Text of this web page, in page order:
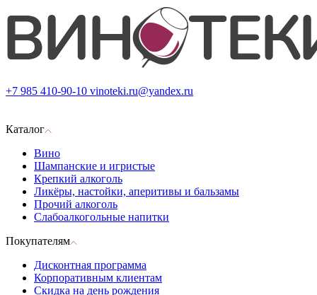
+7 985 410-90-10 vinoteki.ru@yandex.ru
Каталог
Вино
Шампанские и игристые
Крепкий алкоголь
Ликёры, настойки, аперитивы и бальзамы
Прочий алкоголь
Слабоалкогольные напитки
Покупателям
Дисконтная программа
Корпоративным клиентам
Скидка на день рождения